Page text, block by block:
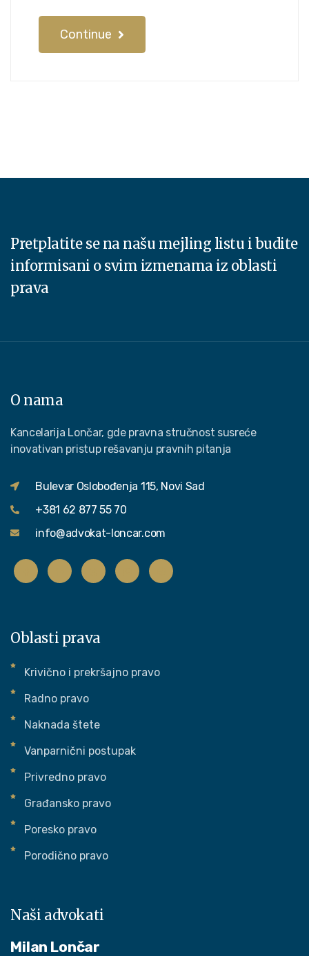
Continue
Pretplatite se na našu mejling listu i budite
informisani o svim izmenama iz oblasti
prava
O nama
Kancelarija Lončar, gde pravna stručnost susreće
inovativan pristup rešavanju pravnih pitanja
Bulevar Oslobođenja 115, Novi Sad
+381 62 877 55 70
info@advokat-loncar.com
Oblasti prava
Krivično i prekršajno pravo
Radno pravo
Naknada štete
Vanparnični postupak
Privredno pravo
Građansko pravo
Poresko pravo
Porodično pravo
Naši advokati
Milan Lončar